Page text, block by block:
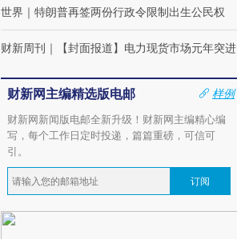
世界 ｜ 特朗普再签两份行政令限制出生公民权
财新周刊 ｜ 【封面报道】电力现货市场元年突进
财新网主编精选版电邮
样例
财新网新闻版电邮全新升级！财新网主编精心编
写，每个工作日定时投递，篇篇重磅，可信可
引。
订阅